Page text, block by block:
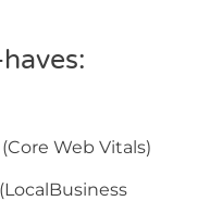
Web Vitals)